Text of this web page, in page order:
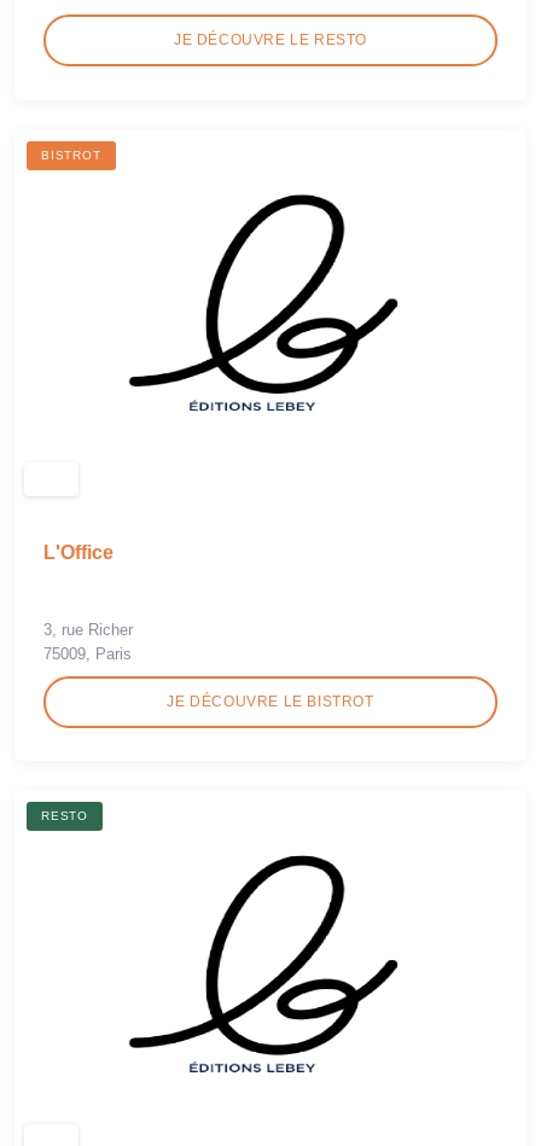
JE DÉCOUVRE LE RESTO
BISTROT
L'Office
3, rue Richer
75009, Paris
JE DÉCOUVRE LE BISTROT
RESTO